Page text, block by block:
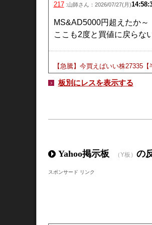
217:山師さん：2026/07/27(月)
MS&AD5000円超えたか～
ここも2度と買値に戻らな
【急騰】今買えばいい株27335【
496
わいのMS&ADもなぜかブ
板別にレスを表示する
Yahoo掲示板 （Y板） の
スポンサード リンク